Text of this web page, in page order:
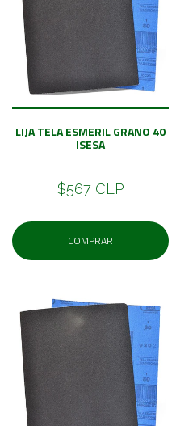
LIJA TELA ESMERIL GRANO 40
ISESA
$567 CLP
COMPRAR